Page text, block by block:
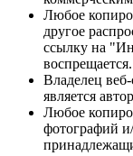
Любое
другое
ссылку на
воспрещается.
Владелец
является
Любое
фотографий